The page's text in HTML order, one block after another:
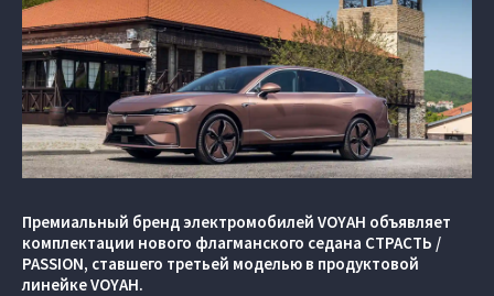
Премиальный бренд электромобилей VOYAH объявляет
комплектации нового флагманского седана СТРАСТЬ /
PASSION, ставшего третьей моделью в продуктовой
линейке VOYAH.